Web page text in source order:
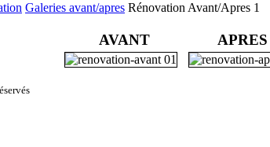
Galeries avant/apres Rénovation Avant/Apres 1
AVANT APRES